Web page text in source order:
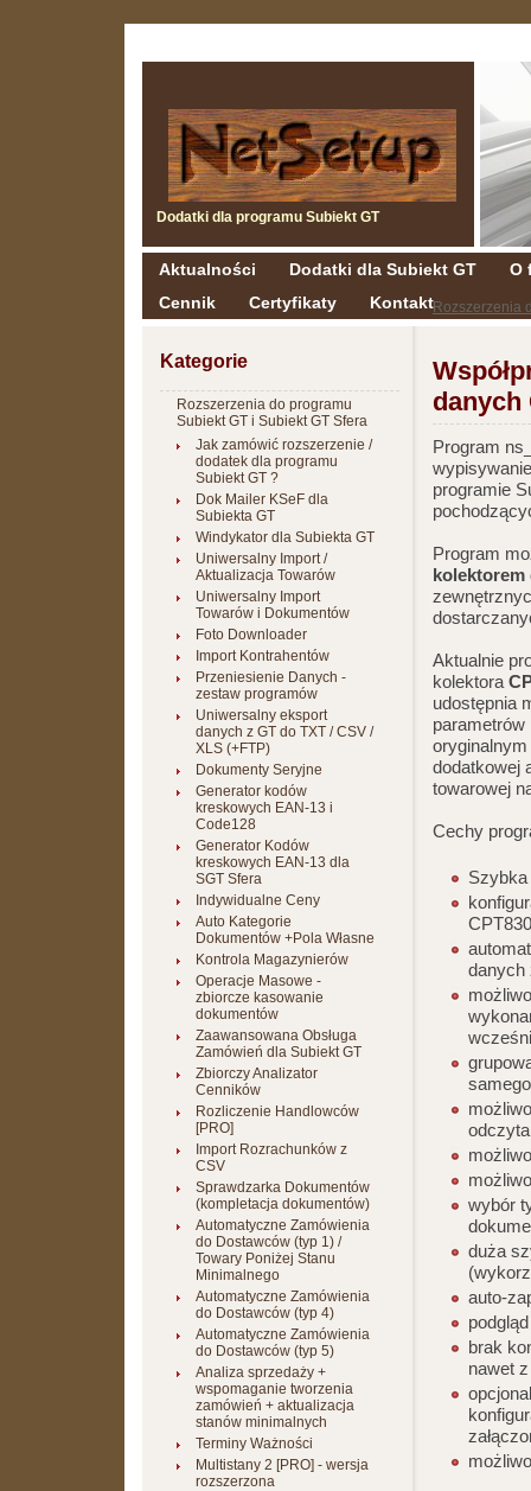
Dodatki dla programu Subiekt GT
Rozszerzenia
Aktualności Dodatki dla Subiekt GT
O
Cennik
Certyfikaty Kontakt
Kategorie
Rozszerzenia do programu
Subiekt GT i Subiekt GT Sfera
Jak zamówić rozszerzenie /
dodatek dla programu
Subiekt GT ?
Dok Mailer KSeF dla
Subiekta GT
Windykator dla Subiekta GT
Uniwersalny Import /
Aktualizacja Towarów
Uniwersalny Import
Towarów i Dokumentów
Foto Downloader
Import Kontrahentów
Przeniesienie Danych -
zestaw programów
Uniwersalny eksport
danych z GT do TXT / CSV /
XLS (+FTP)
Dokumenty Seryjne
Generator kodów
kreskowych EAN-13 i
Code128
Generator Kodów
kreskowych EAN-13 dla
SGT Sfera
Indywidualne Ceny
Auto Kategorie
Dokumentów +Pola Własne
Kontrola Magazynierów
Operacje Masowe -
zbiorcze kasowanie
dokumentów
Zaawansowana Obsługa
Zamówień dla Subiekt GT
Zbiorczy Analizator
Cenników
Rozliczenie Handlowców
[PRO]
Import Rozrachunków z
CSV
Sprawdzarka Dokumentów
(kompletacja dokumentów)
Automatyczne Zamówienia
do Dostawców (typ 1) /
Towary Poniżej Stanu
Minimalnego
Automatyczne Zamówienia
do Dostawców (typ 4)
Automatyczne Zamówienia
do Dostawców (typ 5)
Analiza sprzedaży +
wspomaganie tworzenia
zamówień + aktualizacja
stanów minimalnych
Terminy Ważności
Multistany 2 [PRO] - wersja
rozszerzona
danych
Program
programie
Program
kolektorem
Aktualnie
kolektora
udostępnia
parametrów
oryginalnym
dodatkowej
towarowej
Cechy
Szybka
danych
wybór
duża
auto-
brak
nawet